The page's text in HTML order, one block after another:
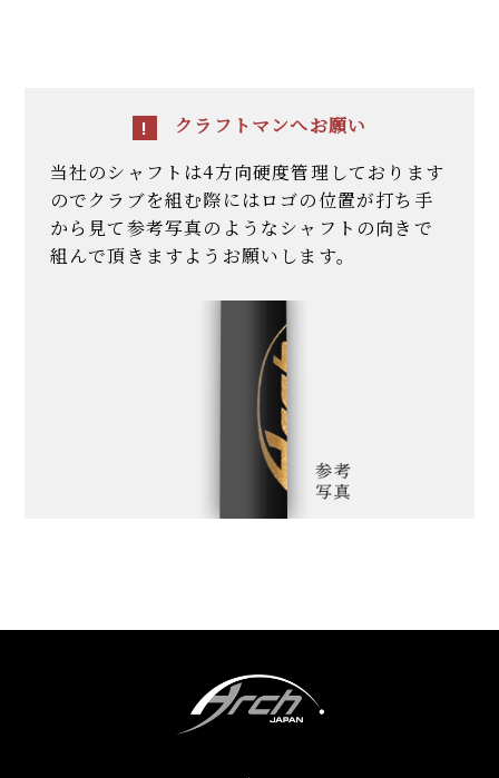
クラフトマンへお願い
当社のシャフトは4方向硬度管理しております
のでクラブを組む際にはロゴの位置が打ち手
から見て参考写真のようなシャフトの向きで
組んで頂きますようお願いします。